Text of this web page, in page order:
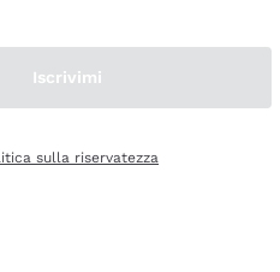
Iscrivimi
sulla riservatezza